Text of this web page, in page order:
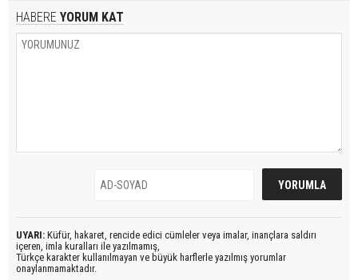
HABERE YORUM KAT
UYARI: Küfür, hakaret, rencide edici cümleler veya imalar, inançlara saldırı
içeren, imla kuralları ile yazılmamış,
Türkçe karakter kullanılmayan ve büyük harflerle yazılmış yorumlar
onaylanmamaktadır.